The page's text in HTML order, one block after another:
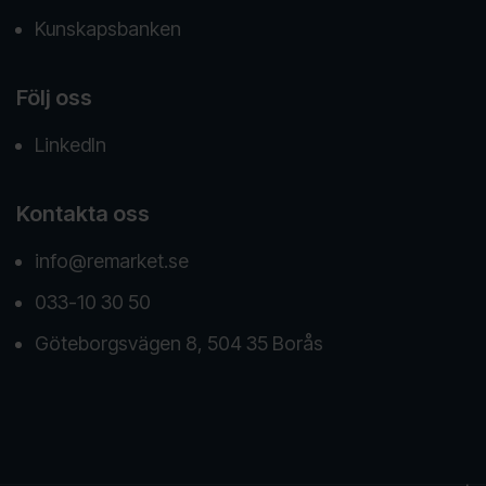
Kunskapsbanken
Följ oss
LinkedIn
Kontakta oss
info@remarket.se
033-10 30 50
Göteborgsvägen 8, 504 35 Borås